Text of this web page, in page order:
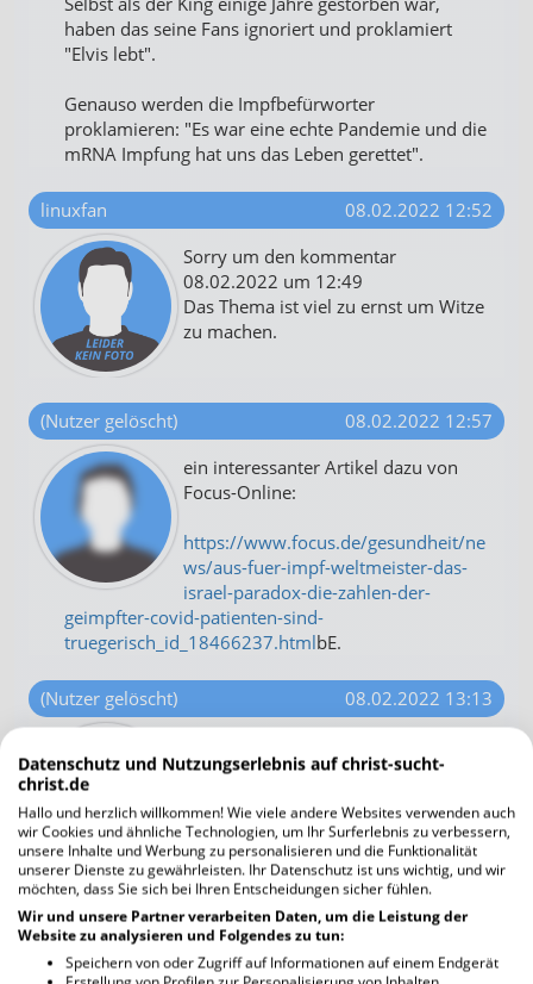
haben das seine Fans ignoriert und proklamiert
"Elvis lebt".
Genauso werden die Impfbefürworter
proklamieren: "Es war eine echte Pandemie und die
mRNA Impfung hat uns das Leben gerettet".
linuxfan
08.02.2022 12:52
Sorry um den kommentar
08.02.2022 um 12:49
Das Thema ist viel zu ernst um Witze
zu machen.
(Nutzer gelöscht)
08.02.2022 12:57
ein interessanter Artikel dazu von
Focus-Online:
https://www.focus.de/gesundheit/ne
ws/aus-fuer-impf-weltmeister-das-
israel-paradox-die-zahlen-der-
geimpfter-covid-patienten-sind-
truegerisch_id_18466237.htmlbE.
(Nutzer gelöscht)
08.02.2022 13:13
zu machen.
-----
Es gibt immer schwere Fälle, die gab es auch in den
Jahren 2017 / 2018 als 25000 Menschen hier in
Deutschland an der Grippe verstorben sind
Datenschutz und Nutzungserlebnis auf christ-sucht-
christ.de
Hallo und herzlich willkommen! Wie viele andere Websites verwenden auch
wir Cookies und ähnliche Technologien, um Ihr Surferlebnis zu verbessern,
unsere Inhalte und Werbung zu personalisieren und die Funktionalität
unserer Dienste zu gewährleisten. Ihr Datenschutz ist uns wichtig, und wir
möchten, dass Sie sich bei Ihren Entscheidungen sicher fühlen.
Wir und unsere Partner verarbeiten Daten, um die Leistung der
Website zu analysieren und Folgendes zu tun:
Speichern von oder Zugriff auf Informationen auf einem Endgerät